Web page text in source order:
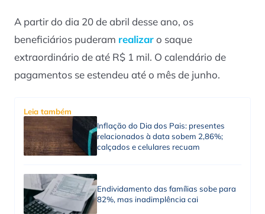
A partir do dia 20 de abril desse ano, os
beneficiários puderam realizaro saque
extraordinário de até R$ 1 mil. O calendário de
pagamentos se estendeu até o mês de junho.
Leia também
Inflação do Dia dos Pais: presentes
relacionados à data sobem 2,86%;
calçados e celulares recuam
Endividamento das famílias sobe para
82%, mas inadimplência cai